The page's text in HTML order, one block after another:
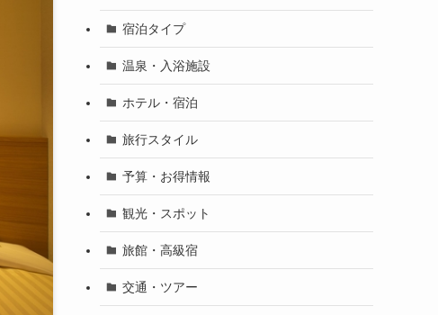
宿泊タイプ
温泉・入浴施設
ホテル・宿泊
旅行スタイル
予算・お得情報
観光・スポット
旅館・高級宿
交通・ツアー